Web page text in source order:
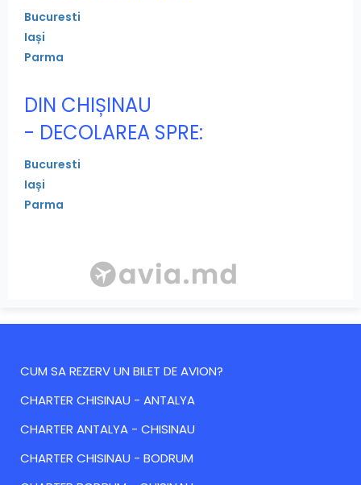
Bucuresti
Iași
Parma
DIN CHIȘINAU
- DECOLAREA SPRE:
Bucuresti
Iași
Parma
CUM SA REZERV UN BILET DE AVION?
CHARTER CHISINAU - ANTALYA
CHARTER ANTALYA - CHISINAU
CHARTER CHISINAU - BODRUM